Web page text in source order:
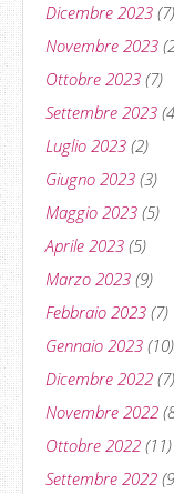
Dicembre 2023 (7)
Novembre 2023
Ottobre 2023 (7)
Settembre 2023
Luglio 2023 (2)
Giugno 2023 (3)
Maggio 2023 (5)
Aprile 2023 (5)
Marzo 2023 (9)
Febbraio 2023 (7)
Gennaio 2023 (10)
Dicembre 2022 (7)
Novembre 2022
Ottobre 2022 (11)
Settembre 2022